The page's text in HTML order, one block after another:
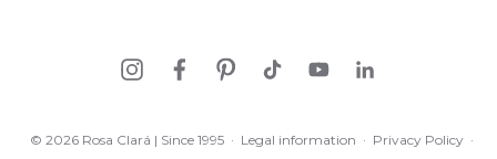
© 2026 Rosa Clará | Since 1995 · Legal information · Privacy Policy ·